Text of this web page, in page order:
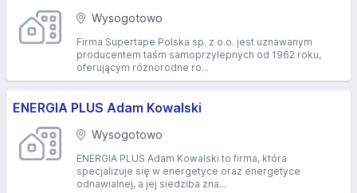
Wysogotowo
Firma Supertape Polska sp. z o.o. jest uznawanym
producentem taśm samoprzylepnych od 1962 roku,
oferującym różnorodne ro...
ENERGIA PLUS Adam Kowalski
Wysogotowo
ENERGIA PLUS Adam Kowalski to firma, która
specjalizuje się w energetyce oraz energetyce
odnawialnej, a jej siedziba zna...